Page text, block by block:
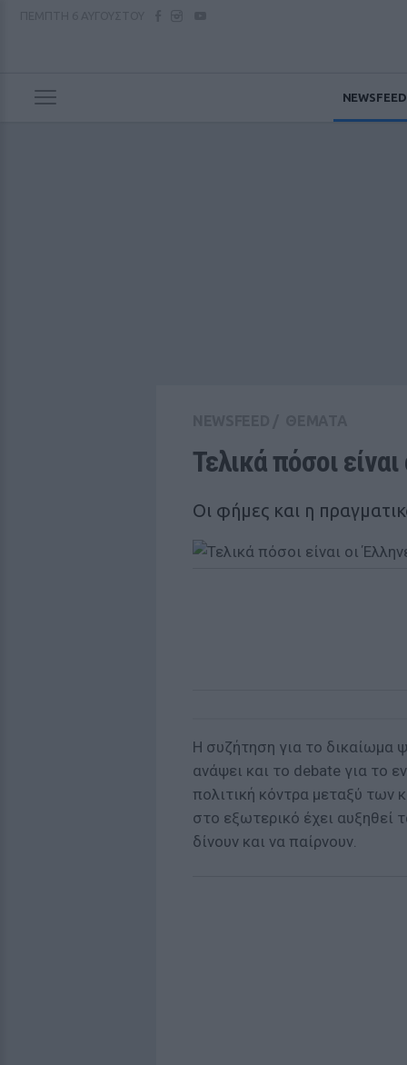
NEWSFEED
Τελικά πόσοι
Οι φήμες και η
Η συζήτηση για το δικαίωμα
ανάψει και το debate για το
πολιτική κόντρα μεταξύ
στο εξωτερικό έχει αυξηθεί
δίνουν και να παίρνουν.